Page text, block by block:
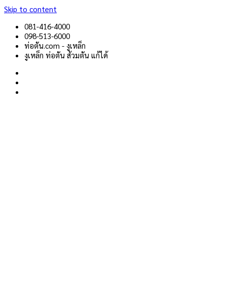
Skip to content
081-416-4000
098-513-6000
ท่อตัน.com - งูเหล็ก
งูเหล็ก ท่อตัน ส้วมตัน แก้ได้